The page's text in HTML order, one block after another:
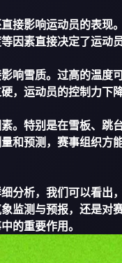
接影响运动员的表
因素直接决定了运
响雪质。过高的温
，运动员的控制力下
。特别是在雪板、
和预测，赛事组织方
分析，我们可以看出
监测与预报，还是
的重要作用。